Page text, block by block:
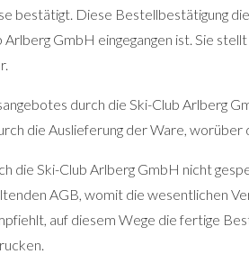
bestätigt. Diese Bestellbestätigung
Arlberg GmbH eingegangen ist. Sie
durch die Ski-Club Arlberg
die Auslieferung der Ware,
die Ski-Club Arlberg GmbH nicht
AGB, womit die wesentlichen
auf diesem Wege die fertige